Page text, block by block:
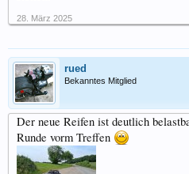
28. März 2025
rued
Bekanntes Mitglied
Der neue Reifen ist deutlich
Runde vorm Treffen